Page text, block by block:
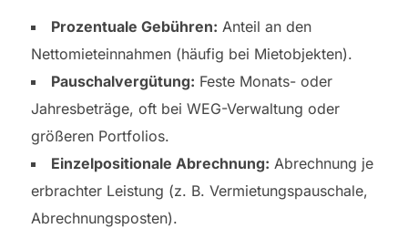
Prozentuale Gebühren: Anteil an den
Nettomieteinnahmen (häufig bei Mietobjekten).
Pauschalvergütung: Feste Monats- oder
Jahresbeträge, oft bei WEG-Verwaltung oder
größeren Portfolios.
Einzelpositionale Abrechnung: Abrechnung je
erbrachter Leistung (z. B. ​Vermietungspauschale,
Abrechnungsposten).